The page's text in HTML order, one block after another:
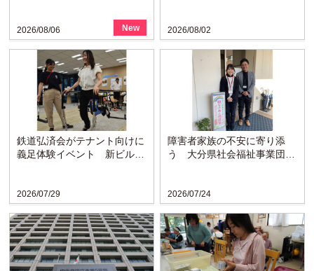
2026/08/06 New 2026/08/02
2026/07/29
鉄道弘済会がテナント向けに
義足体験イベント 新ビルの
2026/07/24
障害者家族の不安に寄り添
う 大分県社会福祉事業団の